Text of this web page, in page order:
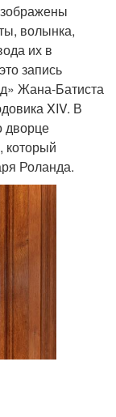
волынка,
их в
запись
Жана-Батиста
XIV. В
дворце
который
Роланда.